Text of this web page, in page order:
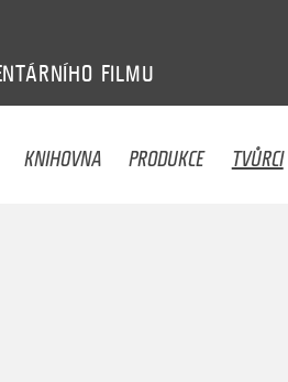
FILMU
KNIHOVNA PRODUKCE TVŮRCI